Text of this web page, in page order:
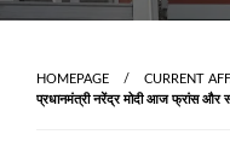
HOMEPAGE
CURRENT
प्रधानमंत्री नरेंद्र मोदी आज फ्रांस और